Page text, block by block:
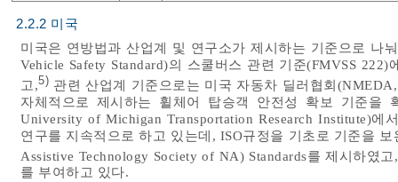
2.2.2 미국
미국은 연방법과 산업계 및 연구소가 제시하는 기준으로 나
Vehicle Safety Standard)의 스쿨버스 관련 기준(FMVSS
고,5) 관련 산업계 기준으로는 미국 자동차 딜러협회
자체적으로 제시하는 휠체어 탑승객 안전성 확보 기준을
University of Michigan Transportation Research Institute)
연구를 지속적으로 하고 있는데, ISO규정을 기초로 기준을
Assistive Technology Society of NA) Standards를 제시하였고,
를 부여하고 있다.